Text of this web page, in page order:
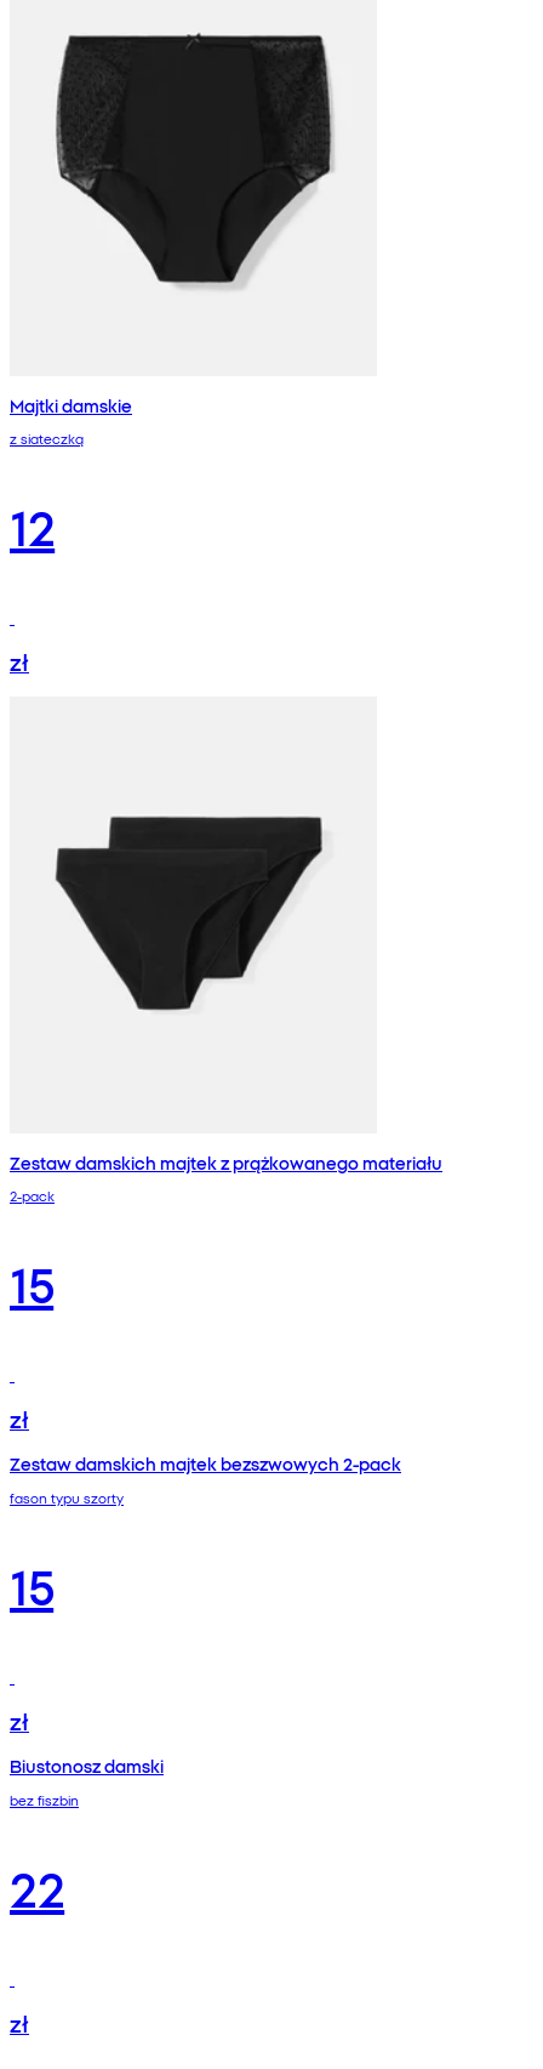
Majtki damskie
z siateczką
12
zł
Zestaw damskich majtek z prążkowanego materiału
2-pack
15
zł
Zestaw damskich majtek bezszwowych 2-pack
fason typu szorty
15
zł
Biustonosz damski
bez fiszbin
22
zł